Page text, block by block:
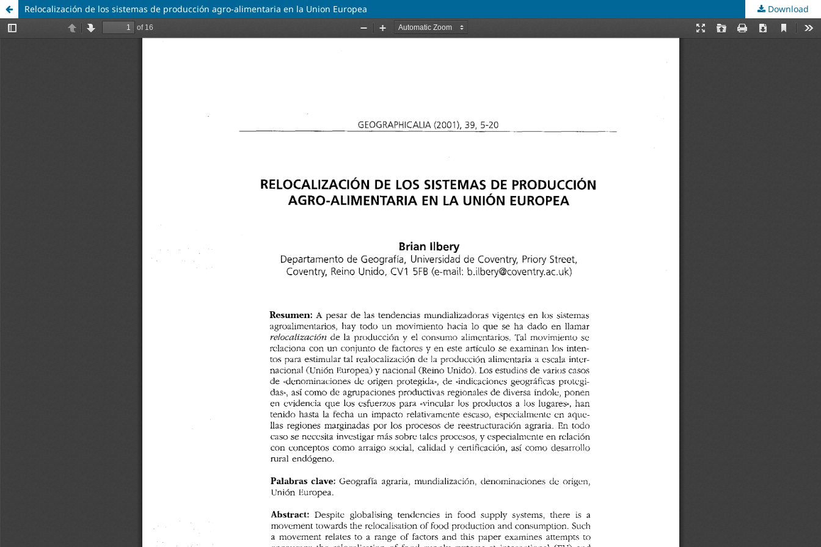
Relocalización de los sistemas de producción agro-alimentaria en la Union Europea Download